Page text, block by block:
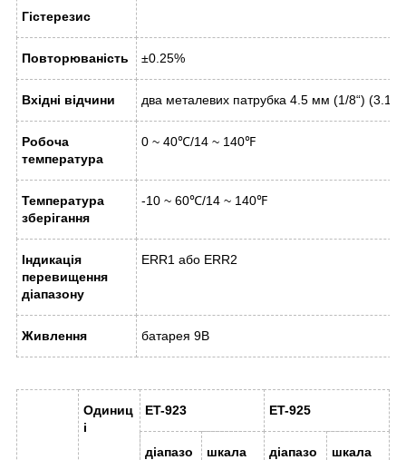
Гістерезис
Повторюваність ±0.25%
Вхідні відчини два металевих патрубка 4.5 мм (1/8“) (3.18
Робоча
температура
0 ~ 40℃/14 ~ 140℉
Температура
зберігання
-10 ~ 60℃/14 ~ 140℉
Індикація
перевищення
діапазону
ERR1 або ERR2
Живлення батарея 9В
Одиниц
і
ET-923 ET-925
діапазо
шкала
діапазо
шкала